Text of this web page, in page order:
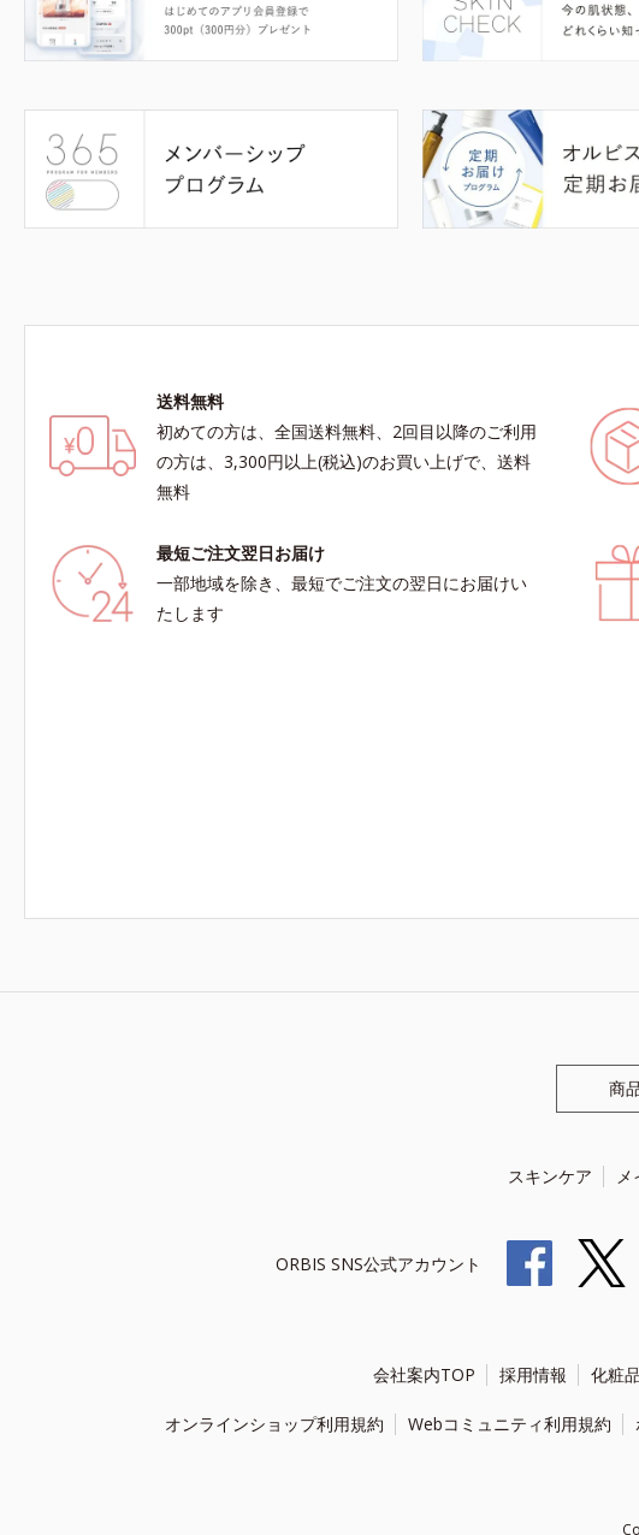
送料無料
初めての方は、全国送料無料、2回目以降のご利用
の方は、3,300円以上(税込)のお買い上げで、送料
無料
最短ご注文翌日お届け
一部地域を除き、最短でご注文の翌日にお届けい
たします
商
スキンケア メ
ORBIS SNS公式アカウント
会社案内TOP 採用情報 化粧
オンラインショップ利用規約 Webコミュニティ利用規約